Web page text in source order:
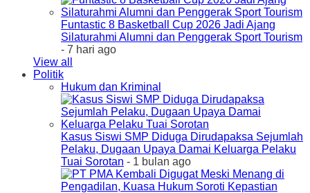
Funtastic 8 Basketball Cup 2026 Jadi Ajang
Silaturahmi Alumni dan Penggerak Sport Tourism
- 7 hari ago
View all
Politik
Hukum dan Kriminal
Kasus Siswi SMP Diduga Dirudapaksa Sejumlah
Pelaku, Dugaan Upaya Damai Keluarga Pelaku
Tuai Sorotan - 1 bulan ago